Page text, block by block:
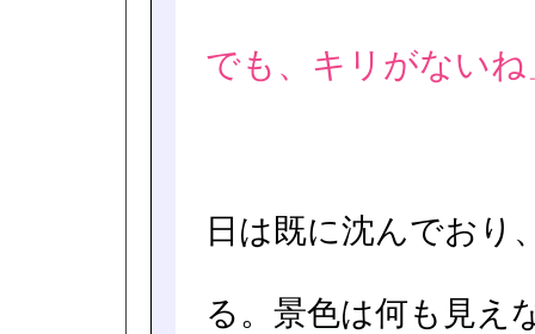
でも、キリがないね
日は既に沈んでおり
る。景色は何も見え